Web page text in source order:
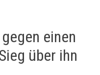
einen
über ihn